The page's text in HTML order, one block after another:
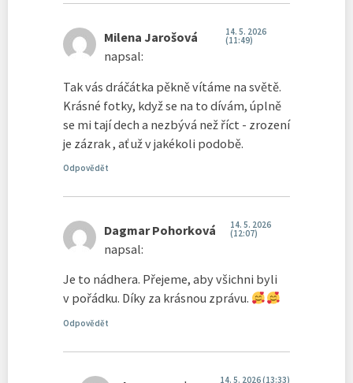
Milena Jarošová
napsal:
14. 5. 2026
(11:49)
Tak vás dráčátka pěkně vítáme na světě.
Krásné fotky, když se na to dívám, úplně
se mi tají dech a nezbývá než říct - zrození
je zázrak , ať už v jakékoli podobě.
Odpovědět
Dagmar Pohorková
napsal:
14. 5. 2026
(12:07)
Je to nádhera. Přejeme, aby všichni byli
v pořádku. Díky za krásnou zprávu.
Odpovědět
14. 5. 2026 (13:33)